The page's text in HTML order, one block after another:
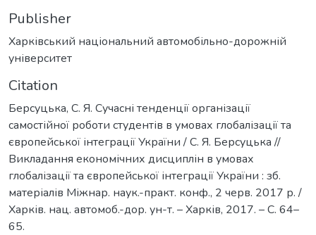
Publisher
Харківський національний автомобільно-дорожній
університет
Citation
Берсуцька, С. Я. Сучасні тенденції організації
самостійної роботи студентів в умовах глобалізації та
європейської інтеграції України / С. Я. Берсуцька //
Викладання економічних дисциплін в умовах
глобалізації та європейської інтеграції України : зб.
матеріалів Міжнар. наук.-практ. конф., 2 черв. 2017 р. /
Харків. нац. автомоб.-дор. ун-т. – Харків, 2017. – С. 64–
65.